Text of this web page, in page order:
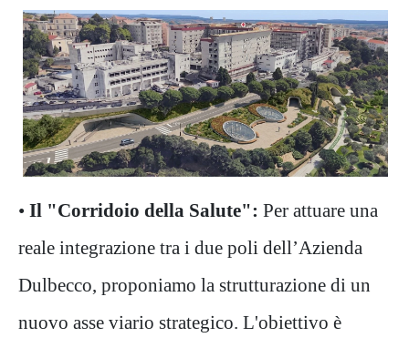
• Il "Corridoio della Salute": Per attuare una
reale integrazione tra i due poli dell’Azienda
Dulbecco, proponiamo la strutturazione di un
nuovo asse viario strategico. L'obiettivo è